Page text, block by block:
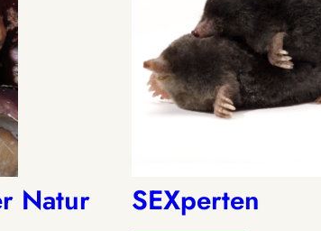
Natur SEXperten